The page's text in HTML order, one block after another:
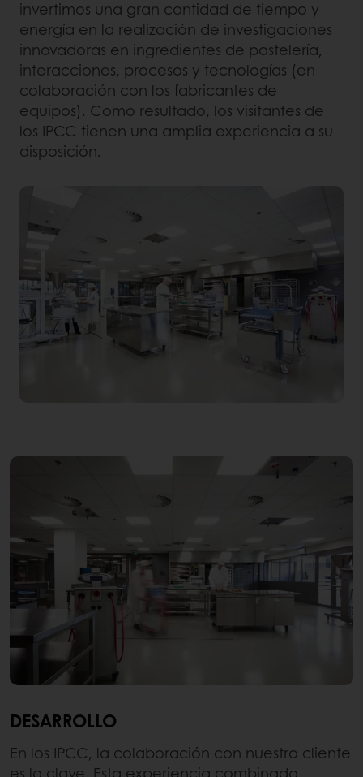
invertimos una gran cantidad de tiempo y
energía en la realización de investigaciones
innovadoras en ingredientes de pastelería,
interacciones, procesos y tecnologías (en
colaboración con los fabricantes de
equipos). Como resultado, los visitantes de
los IPCC tienen una amplia experiencia a su
disposición.
DESARROLLO
En los IPCC, la colaboración con nuestro cliente